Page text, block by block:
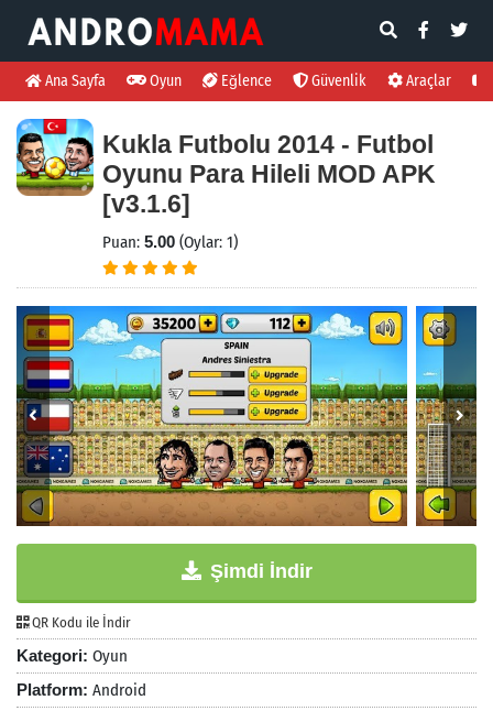
Ana Sayfa Oyun Eğlence Güvenlik Araçlar
Kukla Futbolu 2014 - Futbol
Oyunu Para Hileli MOD APK
[v3.1.6]
Puan: 5.00 (Oylar: 1)
Şimdi İndir
QR Kodu ile İndir
Kategori: Oyun
Platform: Android